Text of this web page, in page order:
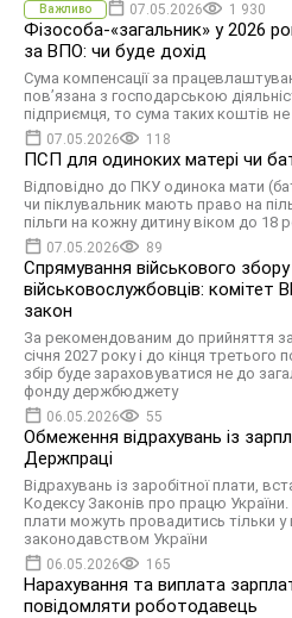
Важливо 07.05.2026 1 930
Фізособа-«загальник» у 2026
за ВПО: чи буде дохід
Сума компенсації за
пов’язана з господарською
підприємця, то сума таких коштів
07.05.2026 118
ПСП для одиноких матері чи
Відповідно до ПКУ одинока мати
чи піклувальник мають право на
пільги на кожну дитину віком до 18
07.05.2026 89
Спрямування військового
військовослужбовців: комітет
закон
За рекомендованим до прийняття
січня 2027 року і до кінця третього
збір буде зараховуватися не до
фонду держбюджету
06.05.2026 55
Обмеження відрахувань із
Держпраці
Відрахувань із заробітної плати,
Кодексу Законів про працю України.
плати можуть провадитись тільки у
законодавством України
06.05.2026 165
Нарахування та виплата
повідомляти роботодавець